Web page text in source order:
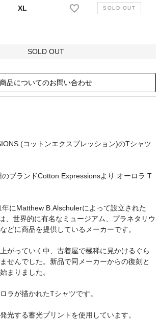
XL
SOLD OUT
商品についてのお問い合わせ
(コットンエクスプレッション)のTシャツ
ブランドCotton Expressionsより オーロラ T
にMatthew B.Alschulerによって設立された
、世界的に有名なミュージアム、プラネタリウ
どに商品を提供しているメーカーです。
がっていく中、古着屋で極稀に見かけるぐら
せんでした。新品で同メーカーからの復刻と
まりました。
ラが描かれたTシャツです。
光する蓄光プリントを使用しています。